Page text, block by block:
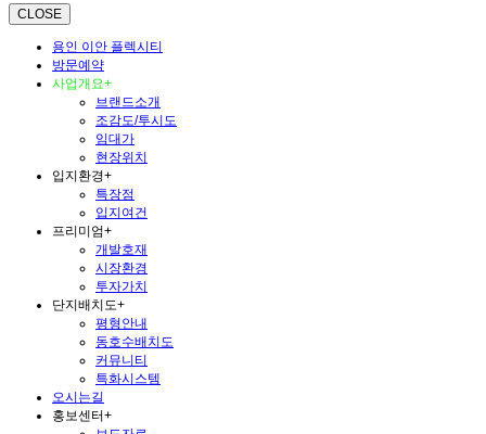
CLOSE
용인 이안 플렉시티
방문예약
사업개요+
브랜드소개
조감도/투시도
임대가
현장위치
입지환경+
특장점
입지여건
프리미엄+
개발호재
시장환경
투자가치
단지배치도+
평형안내
동호수배치도
커뮤니티
특화시스템
오시는길
홍보센터+